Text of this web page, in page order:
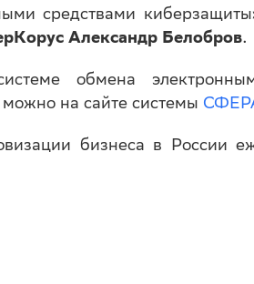
средствами
Александр Белобров.
обмена
на сайте системы
бизнеса в России